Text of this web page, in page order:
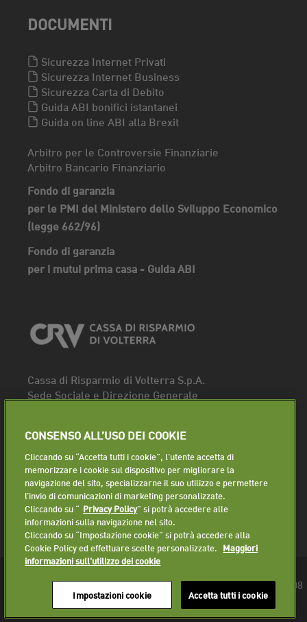
DOCUMENTI
Sicurezza Internet Privati
Sicurezza Internet Business
Sicurezza Carta di Debito
Guida ABI bonifici istantanei
Guida on line ABI alla Brexit
Arbitro per le Controversie Finanziarie
Arbitro Bancario Finanziario
Fondo di garanzia
per le PMI del Ministero dello Sviluppo Economico
(legge 662/96)
Fondo di garanzia
per i mutui prima casa - Guida ABI
Cassa di Risparmio di Volterra S.p.A.
Sede Sociale e Direzione Generale
Fax. 0588 86940
Segui la pagina
Lavora con noi
© 2018 Cassa di Risparmio di Volterra S.p.A. - P.IVA 01225610508
CONSENSO ALL’USO DEI COOKIE
Cliccando su “Accetta tutti i cookie”, l'utente accetta di
memorizzare i cookie sul dispositivo per migliorare la
navigazione del sito, specializzarne il suo utilizzo e permettere
l’invio di comunicazioni di marketing personalizzate.
Cliccando su “ Privacy Policy” si potrà accedere alle
informazioni sulla navigazione nel sito.
Cliccando su “Impostazione cookie” si potrà accedere alla
Cookie Policy ed effettuare scelte personalizzate. Maggiori
informazioni sull'utilizzo dei cookie
Accetta tutti i cookie
Impostazioni cookie